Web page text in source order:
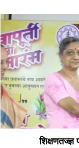
शिक्षणतज्ज्ञ